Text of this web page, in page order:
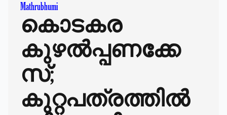
Mathrubhumi
കൊടകര
കുഴൽപ്പണക്കേ
സ്;
കുറ്റപത്രത്തിൽ